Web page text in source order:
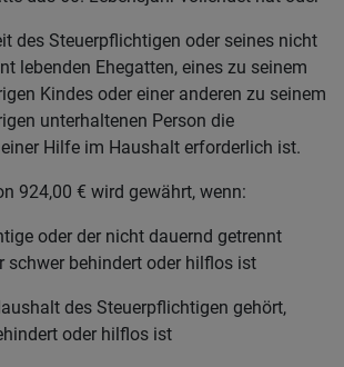
des Steuerpflichtigen oder seines nicht
lebenden Ehegatten, eines zu seinem
Kindes oder einer anderen zu seinem
unterhaltenen Person die
Hilfe im Haushalt erforderlich ist.
924,00 € wird gewährt, wenn:
oder der nicht dauernd getrennt
schwer behindert oder hilflos ist
des Steuerpflichtigen gehört,
oder hilflos ist